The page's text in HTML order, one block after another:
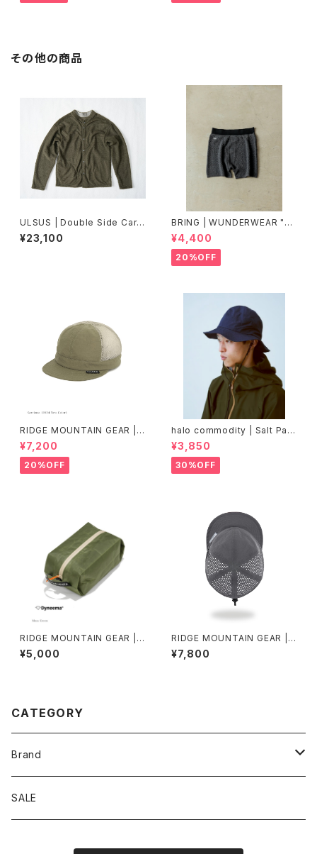
その他の商品
ULSUS | Double Side Cardi
gan
¥23,100
BRING | WUNDERWEAR "O
NE" 50/50
¥4,400
20%OFF
RIDGE MOUNTAIN GEAR |
Mesh Basic Cap
¥7,200
20%OFF
halo commodity | Salt Path
Hat
¥3,850
30%OFF
RIDGE MOUNTAIN GEAR |
Case M
¥5,000
RIDGE MOUNTAIN GEAR | B
asic Cap Punching
¥7,800
CATEGORY
Brand
アソビビト
SALE